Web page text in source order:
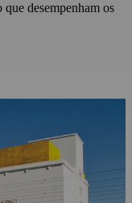
desempenham os